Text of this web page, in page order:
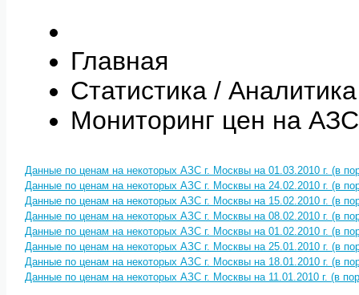
Главная
Статистика / Аналитика
Мониторинг цен на
Данные по ценам на некоторых АЗС г. Москвы на 01.03.2010 г. (в
Данные по ценам на некоторых АЗС г. Москвы на 24.02.2010 г. (в
Данные по ценам на некоторых АЗС г. Москвы на 15.02.2010 г. (в
Данные по ценам на некоторых АЗС г. Москвы на 08.02.2010 г. (в
Данные по ценам на некоторых АЗС г. Москвы на 01.02.2010 г. (в
Данные по ценам на некоторых АЗС г. Москвы на 25.01.2010 г. (в
Данные по ценам на некоторых АЗС г. Москвы на 18.01.2010 г. (в
Данные по ценам на некоторых АЗС г. Москвы на 11.01.2010 г. (в